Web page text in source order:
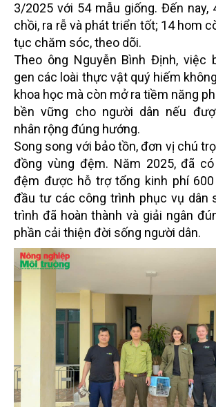
3/2025 với 54 mẫu giống. Đến nay,
chồi, ra rễ và phát triển tốt; 14 hom
tục chăm sóc, theo dõi.
Theo ông Nguyễn Bình Định, việc
gen các loài thực vật quý hiếm
khoa học mà còn mở ra tiềm năng
bền vững cho người dân nếu
nhân rộng đúng hướng.
Song song với bảo tồn, đơn vị chú
đồng vùng đệm. Năm 2025, đã
đệm được hỗ trợ tổng kinh phí
đầu tư các công trình phục vụ dân
trình đã hoàn thành và giải ngân
phần cải thiện đời sống người dân.